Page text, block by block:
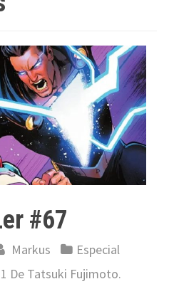
#67
Markus
Especial
1 De Tatsuki Fujimoto.